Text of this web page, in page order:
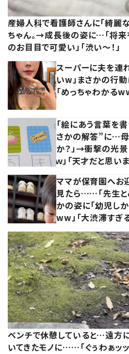
産婦人科で看護師さんに「綺麗
ちゃん。→成長後の姿に…「将来
のお目目で可愛い」「渋い～！」
スーパーに夫を連
いw」まさかの行動
「めっちゃわかる
「絵にあう言葉を
さかの解答”に…母
か？」→衝撃の光景
ｗ」「天才だと思いま
ママが保育園へ
見たら……「先生と
かの姿に「幼児し
ww」「大渋滞すぎ
ベンチで休憩していると…遠方
いてきたモノに……「ぐぅわぁッッ